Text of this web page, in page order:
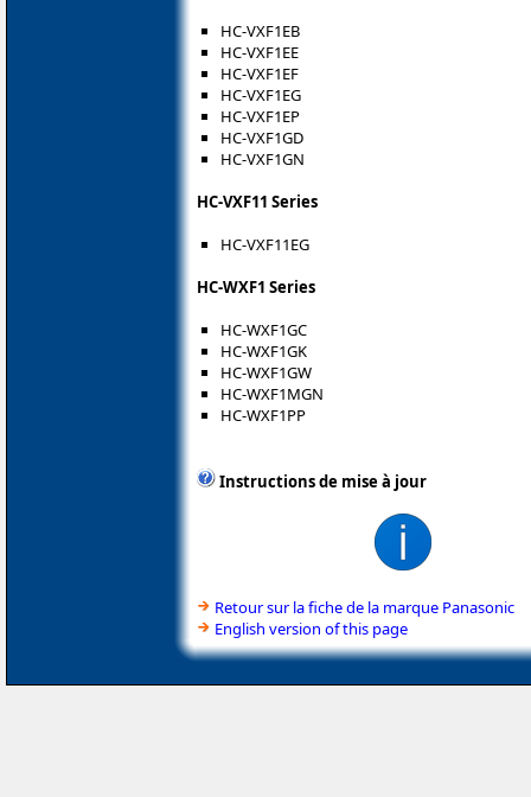
HC-VXF1EB
HC-VXF1EE
HC-VXF1EF
HC-VXF1EG
HC-VXF1EP
HC-VXF1GD
HC-VXF1GN
HC-VXF11 Series
HC-VXF11EG
HC-WXF1 Series
HC-WXF1GC
HC-WXF1GK
HC-WXF1GW
HC-WXF1MGN
HC-WXF1PP
Instructions de mise à jour
Retour sur la fiche de la marque Panasonic
English version of this page